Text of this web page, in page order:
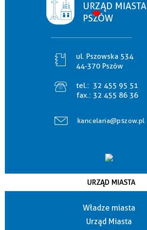
URZĄD MIASTA
PSZÓW
ul. Pszowska 534
44-370 Pszów
tel.: 32 455 95 51
fax.: 32 455 86 36
kancelaria@pszow.pl
URZĄD MIASTA
Władze miasta
Urząd Miasta